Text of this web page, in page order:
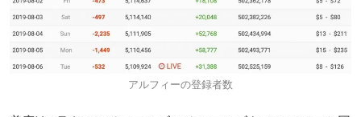
アルフィーの登録者数